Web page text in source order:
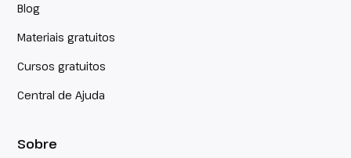
Blog
Materiais gratuitos
Cursos gratuitos
Central de Ajuda
Sobre